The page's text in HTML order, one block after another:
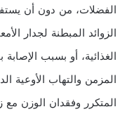
الفضلات، من دون أن
الزوائد المبطنة لجدار
الغذائية، أو بسبب الإصابة
المزمن والتهاب الأوعية
المتكرر وفقدان الوزن